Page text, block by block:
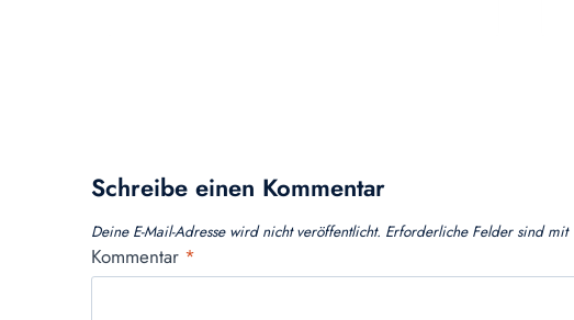
Schreibe einen Kommentar
Deine E-Mail-Adresse wird nicht veröffentlicht. Erforderliche Felder sind mit
Kommentar *